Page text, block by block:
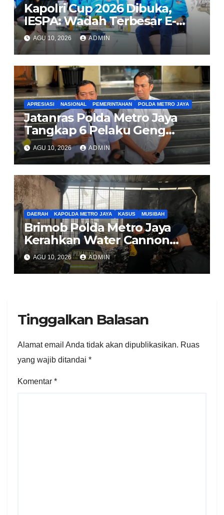
Kapolri Cup 2026 Dibuka,
IESPA: Wadah Terbesar E-
Sports Amatir untuk Talenta
Daerah
AGU 10, 2026 ADMIN
APRESIASI NASIONAL PEMERINTAHAN POLDA METRO JAYA
Jatanras Polda Metro Jaya
Tangkap 6 Pelaku Geng
Pembuntit Nasabah Bank,
Gasak Uang Rp30 Juta
AGU 10, 2026 ADMIN
DAERAH KAPOLDA METRO JAYA KASUS MUSIBAH
Brimob Polda Metro Jaya
Kerahkan Water Cannon
Bantu Padamkan Kebakaran
Gudang di Kosambi
Tangerang
AGU 10, 2026 ADMIN
Tinggalkan Balasan
Alamat email Anda tidak akan dipublikasikan. Ruas
yang wajib ditandai *
Komentar *